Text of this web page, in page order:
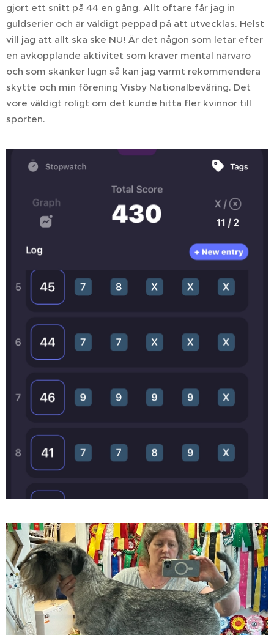
gjort ett snitt på 44 en gång. Allt oftare får jag in
guldserier och är väldigt peppad på att utvecklas. Helst
vill jag att allt ska ske NU! Är det någon som letar efter
en avkopplande aktivitet som kräver mental närvaro
och som skänker lugn så kan jag varmt rekommendera
skytte och min förening Visby Nationalbeväring. Det
vore väldigt roligt om det kunde hitta fler kvinnor till
sporten.